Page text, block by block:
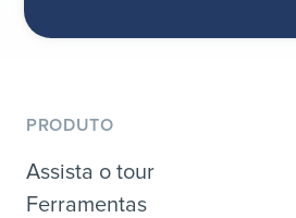
PRODUTO
Assista o tour
Ferramentas